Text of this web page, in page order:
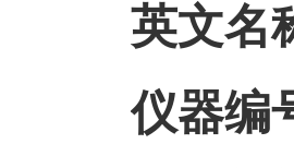
英文名
仪器编